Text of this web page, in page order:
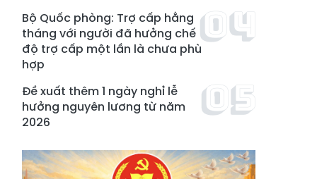
Bộ Quốc phòng: Trợ cấp hằng
tháng với người đã hưởng chế
độ trợ cấp một lần là chưa phù
hợp
Đề xuất thêm 1 ngày nghỉ lễ
hưởng nguyên lương từ năm
2026